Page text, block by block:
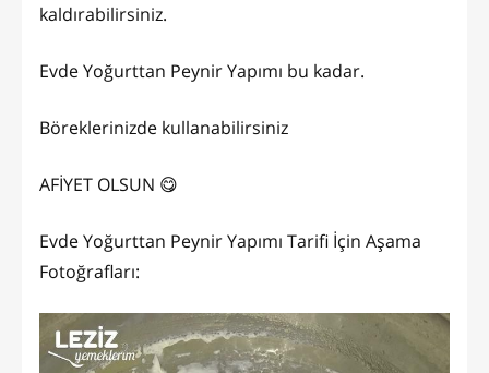
kaldırabilirsiniz.
Evde Yoğurttan Peynir Yapımı bu kadar.
Böreklerinizde kullanabilirsiniz
AFİYET OLSUN 😋
Evde Yoğurttan Peynir Yapımı Tarifi İçin Aşama
Fotoğrafları: